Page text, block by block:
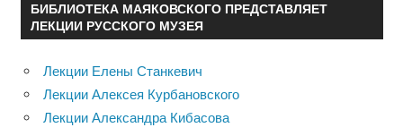
БИБЛИОТЕКА МАЯКОВСКОГО ПРЕДСТАВЛЯЕТ
ЛЕКЦИИ РУССКОГО МУЗЕЯ
Лекции Елены Станкевич
Лекции Алексея Курбановского
Лекции Александра Кибасова